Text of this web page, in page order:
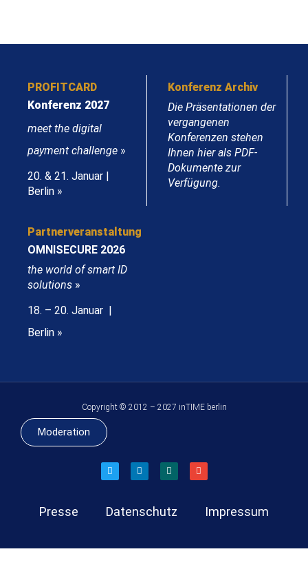
PROFITCARD
Konferenz 2027
meet the digital
payment challenge »
20. & 21. Januar |
Berlin »
Konferenz Archiv
Die Präsentationen der
vergangenen
Konferenzen stehen
Ihnen hier als PDF-
Dokumente zur
Verfügung.
Partnerveranstaltung
OMNISECURE 2026
the world of smart ID
solutions »
18. – 20. Januar |
Berlin »
Copyright © 2012 – 2027 inTIME berlin
Moderation
Presse Datenschutz Impressum